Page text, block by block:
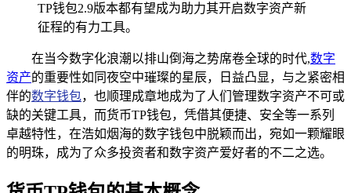
TP钱包2.9版本都有望成为助力其开启数字资产新
征程的有力工具。
在当今数字化浪潮以排山倒海之势席卷全球的时代,数字
资产的重要性如同夜空中璀璨的星辰，日益凸显，与之紧密相
伴的数字钱包，也顺理成章地成为了人们管理数字资产不可或
缺的关键工具，而货币TP钱包，凭借其便捷、安全等一系列
卓越特性，在浩如烟海的数字钱包中脱颖而出，宛如一颗耀眼
的明珠，成为了众多投资者和数字资产爱好者的不二之选。